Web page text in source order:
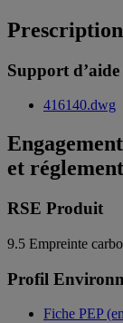
Prescription
Support
416140.dwg
et
RSE Produit
9.5 Empreinte
Profil
Fiche PEP